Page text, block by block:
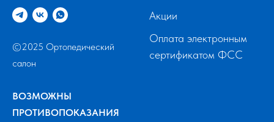
©2025 Ортопедический
салон
ВОЗМОЖНЫ
ПРОТИВОПОКАЗАНИЯ
Акции
Оплата электронным
сертификатом ФСС